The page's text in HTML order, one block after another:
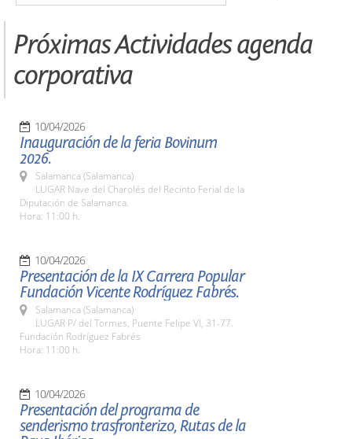
Próximas Actividades agenda
corporativa
10/04/2026
Inauguración de la feria Bovinum
2026.
Salamanca (Salamanca)
LUGAR Nave del Charolés del Recinto Ferial de la
Diputación de Salamanca.
Hora: 11:00 h.
10/04/2026
Presentación de la IX Carrera Popular
Fundación Vicente Rodríguez Fabrés.
Salamanca (Salamanca)
LUGAR P/ del Tormes, Puente Felipe VI, 31-77.
Fundación Rodríguez Fabrés
Hora: 11:00 h.
10/04/2026
Presentación del programa de
senderismo trasfronterizo, Rutas de la